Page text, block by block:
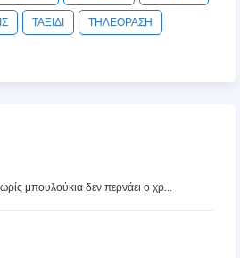
ΤΑΞΙΔΙ ΤΗΛΕΟΡΑΣΗ
μπουλούκια δεν περνάει ο χρ...